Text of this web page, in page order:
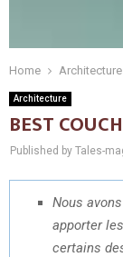
Home Architecture
Architecture
BEST
Published by Tales-
Nous
apporter
certains